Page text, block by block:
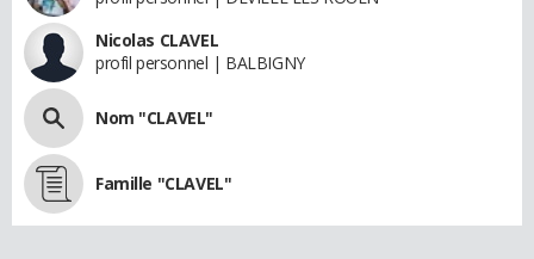
Nicolas CLAVEL
profil personnel | BALBIGNY
Nom "CLAVEL"
Famille "CLAVEL"